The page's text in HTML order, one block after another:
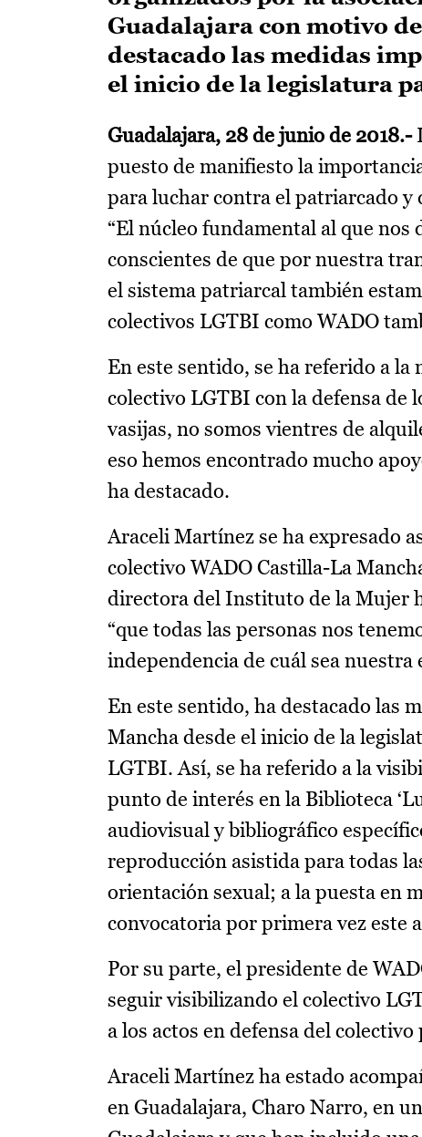
Guadalajara con motivo
destacado las medidas
el inicio de la legislatura
Guadalajara, 28 de junio de 2018.-
puesto de manifiesto la
para luchar contra el patriarcado y
“El núcleo fundamental al que nos
conscientes de que por nuestra
el sistema patriarcal también
colectivos LGTBI como WADO
En este sentido, se ha referido a
colectivo LGTBI con la defensa de
vasijas, no somos vientres de
eso hemos encontrado mucho
ha destacado.
Araceli Martínez se ha expresado
colectivo WADO Castilla-La
directora del Instituto de la Mujer
“que todas las personas nos
independencia de cuál sea
En este sentido, ha destacado las
Mancha desde el inicio de la
LGTBI. Así, se ha referido a la
punto de interés en la Biblioteca
audiovisual y bibliográfico
reproducción asistida para todas
orientación sexual; a la puesta en
convocatoria por primera vez este
Por su parte, el presidente de
seguir visibilizando el colectivo
a los actos en defensa del colectivo
Araceli Martínez ha estado
en Guadalajara, Charo Narro, en